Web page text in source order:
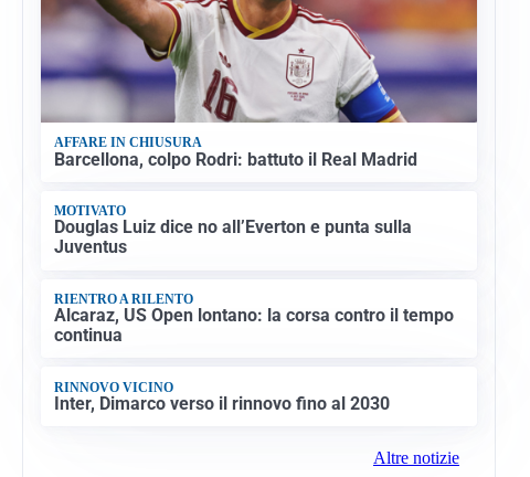
AFFARE IN CHIUSURA
Barcellona, colpo Rodri: battuto il Real Madrid
MOTIVATO
Douglas Luiz dice no all’Everton e punta sulla
Juventus
RIENTRO A RILENTO
Alcaraz, US Open lontano: la corsa contro il tempo
continua
RINNOVO VICINO
Inter, Dimarco verso il rinnovo fino al 2030
Altre notizie